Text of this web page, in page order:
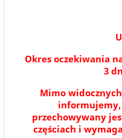
Okres oczekiwania
3
Mimo
przechowywany
częściach i